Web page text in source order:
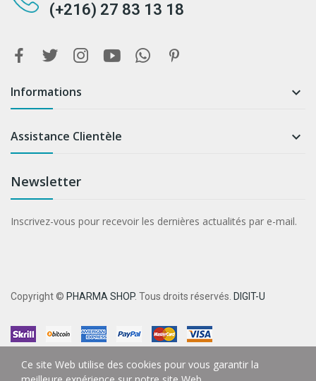
(+216) 27 83 13 18
Informations 
Assistance Clientèle 
Newsletter
Inscrivez-vous pour recevoir les dernières actualités par e-mail.
Copyright © PHARMA SHOP. Tous droits réservés. DIGIT-U
Ce site Web utilise des cookies pour vous garantir la